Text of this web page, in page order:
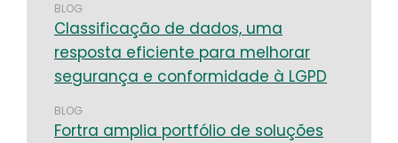
BLOG
Classificação de dados, uma
resposta eficiente para melhorar
segurança e conformidade à LGPD
BLOG
Fortra amplia portfólio de soluções